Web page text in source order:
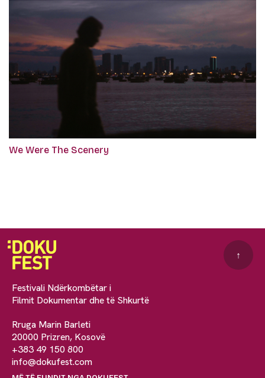
We Were The Scenery
Festivali Ndërkombëtar i
Filmit Dokumentar dhe të Shkurtë
Rruga Marin Barleti
20000 Prizren, Kosovë
+383 49 150 800
info@dokufest.com
↑